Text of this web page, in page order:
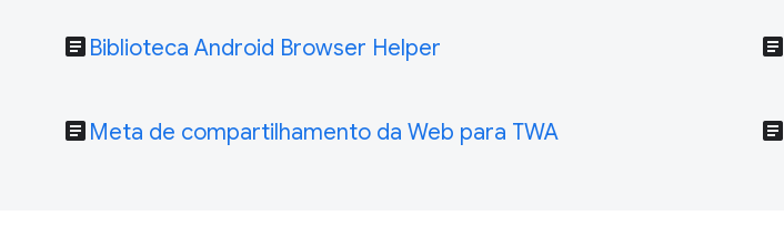
article Biblioteca Android Browser Helper
article Meta de compartilhamento da Web para TWA
article
article